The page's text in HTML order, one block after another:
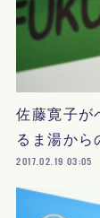
佐藤寛子が
るま湯から
2017.02.19 03:05